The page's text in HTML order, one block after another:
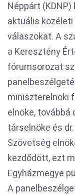
Néppárt
aktuális
válaszokat. A
a Keresztény
fórumsorozat
miniszterelnöki
elnöke, továbbá
társelnöke és
Szövetség
kezdődött, ezt
Egyházmegye
A